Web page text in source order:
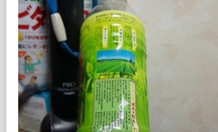
茶
臼
山
日